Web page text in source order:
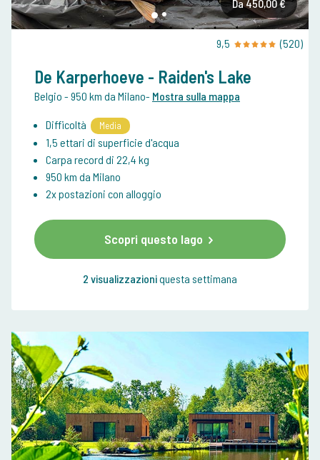
Da 450,00 €
9,5 (520)
De Karperhoeve - Raiden's Lake
Belgio - 950 km da Milano- Mostra sulla mappa
Difficoltà Media
1,5 ettari di superficie d'acqua
Carpa record di 22,4 kg
950 km da Milano
2x postazioni con alloggio
Scopri questo lago
2 visualizzazioniquesta settimana